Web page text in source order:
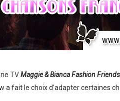
TVMaggie & Bianca Fashion Friends
a fait le choix d'adapter certaines